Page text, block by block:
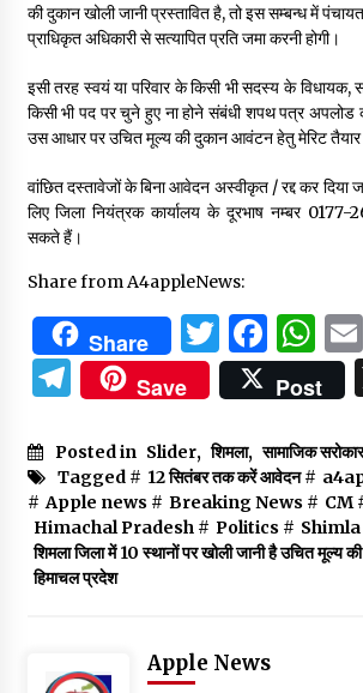
की दुकान खोली जानी प्रस्तावित है, तो इस सम्बन्ध में पंचायत
प्राधिकृत अधिकारी से सत्यापित प्रति जमा करनी होगी।
इसी तरह स्वयं या परिवार के किसी भी सदस्य के विधायक,
किसी भी पद पर चुने हुए ना होने संबंधी शपथ पत्र अपलोड
उस आधार पर उचित मूल्य की दुकान आवंटन हेतु मेरिट
वांछित दस्तावेजों के बिना आवेदन अस्वीकृत / रद्द कर दिया
लिए जिला नियंत्रक कार्यालय के दूरभाष नम्बर
सकते हैं।
Share from A4appleNews:
Share Twitter
Telegram
Save Post
Posted in Slider, शिमला, सामाजिक सरोकार
Tagged # 12 सितंबर तक करें आवेदन#
# Apple news # Breaking News # CM
Himachal Pradesh# Politics # Shimla
शिमला जिला में 10 स्थानों पर खोली जानी है उचित मूल्य
हिमाचल प्रदेश
Apple News